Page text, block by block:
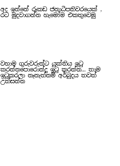
අද ඉන්නේ රූකඩ ජනාධිපතිවරයෙක් ,
රට මුදවාගන්න හැමෝම එකතුවෙමු
වහාම ගුරුවරුන්ට යුක්තිය ඉටු
කරන්නපොරොන්දු ඉටු කරන්න... තාම
ඉටුකරලා නෑනැත්නම් අර්බුදය තවත්
උත්සන්න